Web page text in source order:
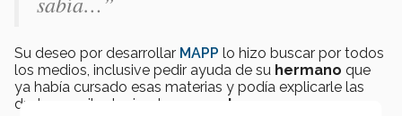
Su deseo por desarrollar MAPP lo hizo buscar por todos
los medios, inclusive pedir ayuda de su hermano que
ya había cursado esas materias y podía explicarle las
dudas que iba teniendo en sus
clases.